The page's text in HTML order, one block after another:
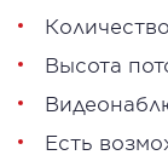
Высота
Есть